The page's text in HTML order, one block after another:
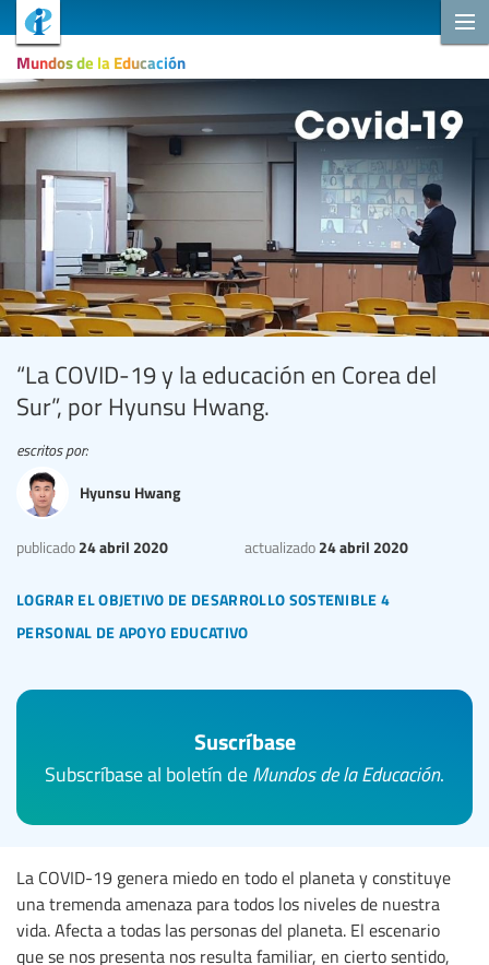
Mundos de la Educación
“La COVID-19 y la educación en Corea del
Sur”, por Hyunsu Hwang.
lograr el objetivo de desarrollo sostenible 4
personal de apoyo educativo
publicado 24 abril 2020 actualizado 24 abril 2020
escritos por:
Hyunsu Hwang
Suscríbase
Subscríbase al boletín de Mundos de la Educación.
La COVID-19 genera miedo en todo el planeta y constituye
una tremenda amenaza para todos los niveles de nuestra
vida. Afecta a todas las personas del planeta. El escenario
que se nos presenta nos resulta familiar, en cierto sentido,